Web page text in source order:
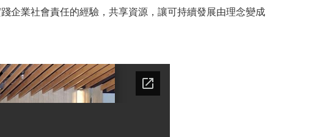
企業社會責任的經驗，共享資源，讓可持續發展由理念變成